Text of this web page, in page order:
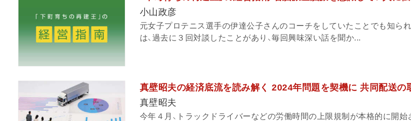
小山政彦
元女子プロテニス選手の伊達公子さんのコーチをしていたことでも知ら
は、過去に３回対談したことがあり、毎回興味深い話を聞か...
真壁昭夫の経済底流を読み解く 2024年問題を契機に 共同配送の
真壁昭夫
今年４月、トラックドライバーなどの労働時間の上限規制が本格的に開始